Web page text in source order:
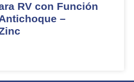
RV con Función
–